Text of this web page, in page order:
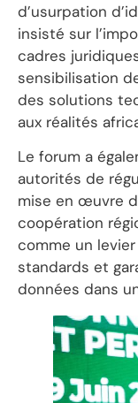
d’usurpation
insisté sur
cadres
sensibilisation
des solutions
aux réalités
Le forum a
autorités de
mise en œuvre
coopération
comme un
standards et
données dans